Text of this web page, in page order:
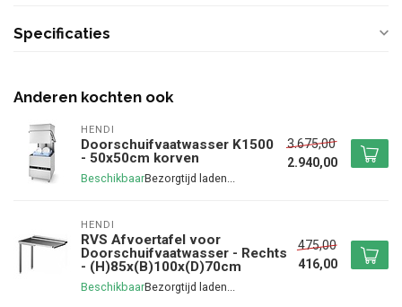
Specificaties
Anderen kochten ook
HENDI
Doorschuifvaatwasser K1500
- 50x50cm korven
Beschikbaar
3.675,00
2.940,00
HENDI
RVS Afvoertafel voor
Doorschuifvaatwasser - Rechts
- (H)85x(B)100x(D)70cm
Beschikbaar
475,00
416,00